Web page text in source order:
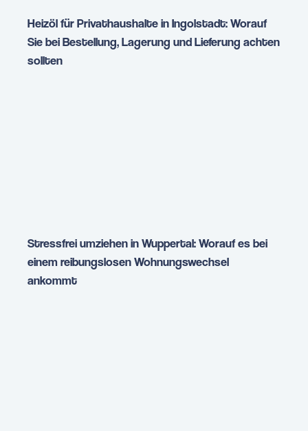
Heizöl für Privathaushalte in Ingolstadt: Worauf
Sie bei Bestellung, Lagerung und Lieferung achten
sollten
Stressfrei umziehen in Wuppertal: Worauf es bei
einem reibungslosen Wohnungswechsel
ankommt